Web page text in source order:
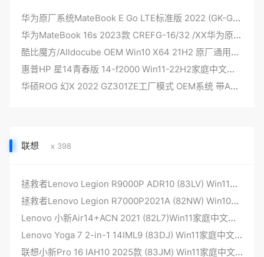
华为原厂系统MateBook E Go LTE标准版 2022 (GK-G58) 预装Win11 系统ARM版 安装自动创建F10恢复功能 华为OEM系统
华为MateBook 16s 2023款 CREFG-16/32 /XX华为原版镜像 OEM系统带F10智能还原 出厂WIN11系统
酷比魔方/Alldocube OEM Win10 X64 21H2 原厂通用恢复系统镜像 不限机型 OEM系统 自动激活
惠普HP 星14青春版 14-f2000 Win11-22H2家庭中文版 原厂oem系统
华硕ROG 幻X 2022 GZ301ZE工厂模式 OEM系统 带ASUS Recovery恢复功能
联想 x 398
拯救者Lenovo Legion R9000P ADR10 (83LV) Win11家庭中文版 原厂系统
拯救者Lenovo Legion R7000P2021A (82NW) Win10家庭中文版 原厂系统
Lenovo 小新Air14+ACN 2021 (82L7)Win11家庭中文版 原厂系统
Lenovo Yoga 7 2-in-1 14IML9 (83DJ) Win11家庭中文版 原厂系统
联想小新Pro 16 IAH10 2025款 (83JM) Win11家庭中文版 原厂系统